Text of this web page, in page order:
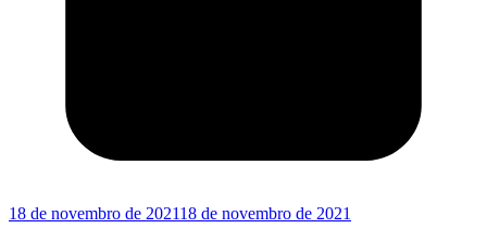
18 de novembro de 202118 de novembro de 2021